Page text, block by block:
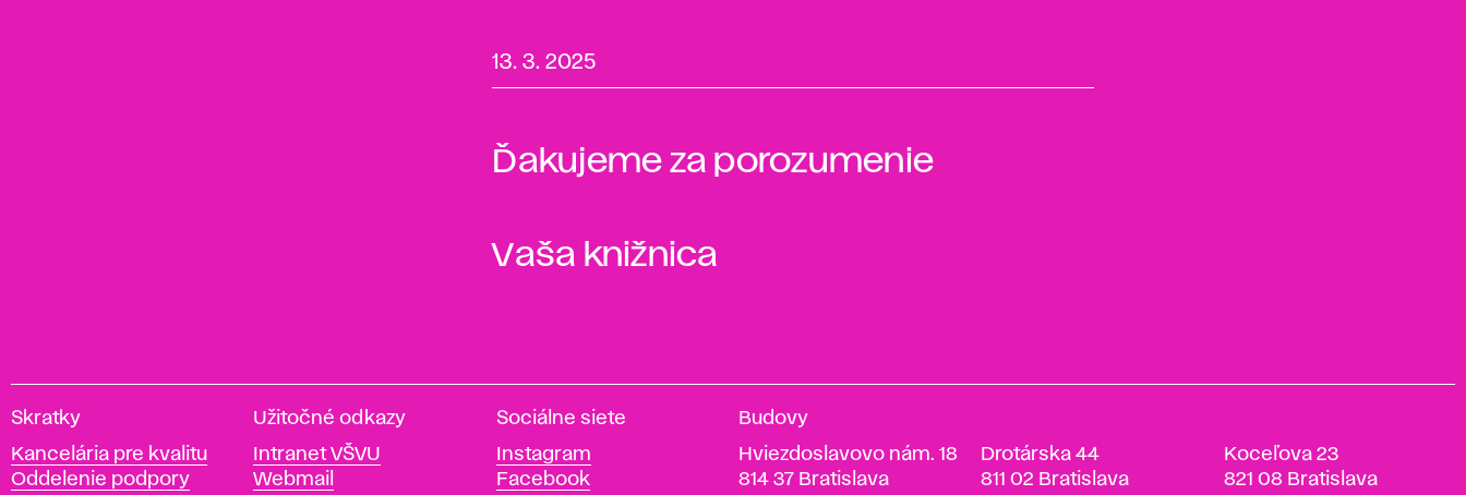
13. 3. 2025
Ďakujeme za porozumenie
Vaša knižnica
V
s
o
Skratky
Kancelária pre kvalitu
Oddelenie podpory
Užitočné odkazy
Intranet VŠVU
Webmail
Sociálne siete
Instagram
Facebook
Budovy
Hviezdoslavovo nám. 18
814 37 Bratislava
Drotárska 44
811 02 Bratislava
Koceľova 23
821 08 Bratislava